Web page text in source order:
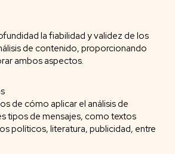
la fiabilidad y validez de los
de contenido, proporcionando
ambos aspectos.
de cómo aplicar el análisis de
tipos de mensajes, como textos
políticos, literatura, publicidad, entre